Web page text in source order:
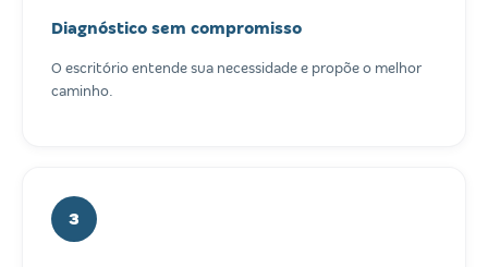
Diagnóstico sem compromisso
O escritório entende sua necessidade e propõe o melhor
caminho.
3